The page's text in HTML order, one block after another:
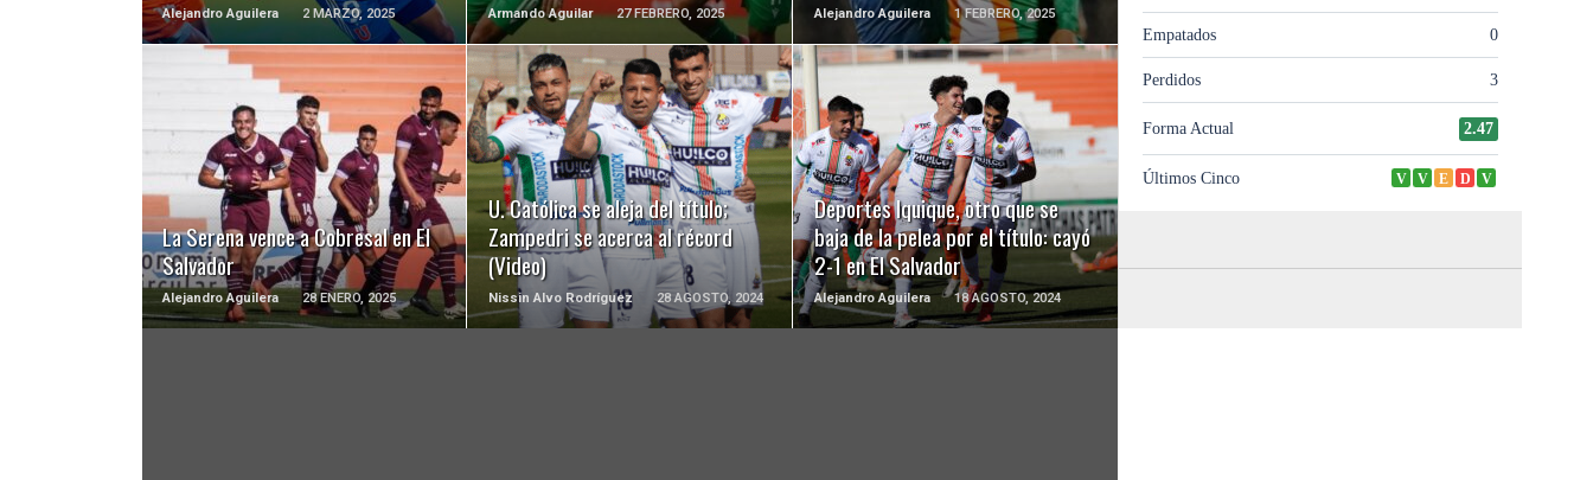
Alejandro Aguilera 2 MARZO, 2025 Armando Aguilar 27 FEBRERO, 2025 Alejandro Aguilera 1 FEBRERO, 2025
La Serena vence a Cobresal en El
Salvador
Alejandro Aguilera 28 ENERO, 2025
LEER MÁS
U. Católica se aleja del título;
Zampedri se acerca al récord
(Video)
Nissin Alvo Rodríguez 28 AGOSTO, 2024
LEER MÁS
Deportes Iquique, otro que se
baja de la pelea por el título: cayó
2-1 en El Salvador
Alejandro Aguilera 18 AGOSTO, 2024
LEER MÁS